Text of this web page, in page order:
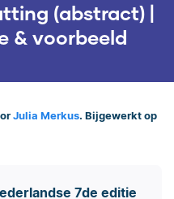
(abstract) |
& voorbeeld
Julia Merkus. Bijgewerkt op
7de editie